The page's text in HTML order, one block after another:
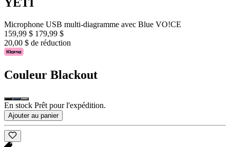
Microphone USB multi-diagramme avec Blue VO!CE
159,99 $ 179,99 $
20,00 $ de réduction
Couleur Blackout
En stock Prêt pour l'expédition.
Ajouter au panier